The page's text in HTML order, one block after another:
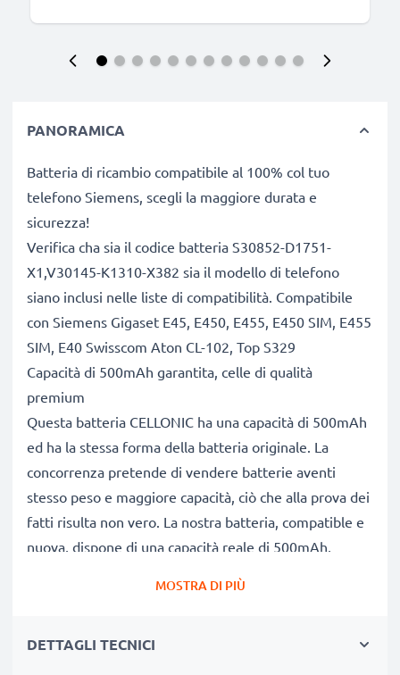
PANORAMICA
Batteria di ricambio compatibile al 100% col tuo
telefono Siemens, scegli la maggiore durata e
sicurezza!
Verifica cha sia il codice batteria S30852-D1751-
X1,V30145-K1310-X382 sia il modello di telefono
siano inclusi nelle liste di compatibilità. Compatibile
con Siemens Gigaset E45, E450, E455, E450 SIM, E455
SIM, E40 Swisscom Aton CL-102, Top S329
Capacità di 500mAh garantita, celle di qualità
premium
Questa batteria CELLONIC ha una capacità di 500mAh
ed ha la stessa forma della batteria originale. La
concorrenza pretende di vendere batterie aventi
stesso peso e maggiore capacità, ciò che alla prova dei
fatti risulta non vero. La nostra batteria, compatible e
nuova, dispone di una capacità reale di 500mAh,
utile
MOSTRA DI PIÙ
DETTAGLI TECNICI